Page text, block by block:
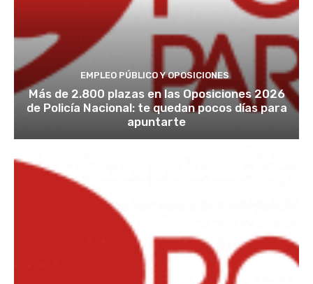
EMPLEO PÚBLICO Y OPOSICIONES
Más de 2.800 plazas en las Oposiciones 2026
de Policía Nacional: te quedan pocos días para
apuntarte